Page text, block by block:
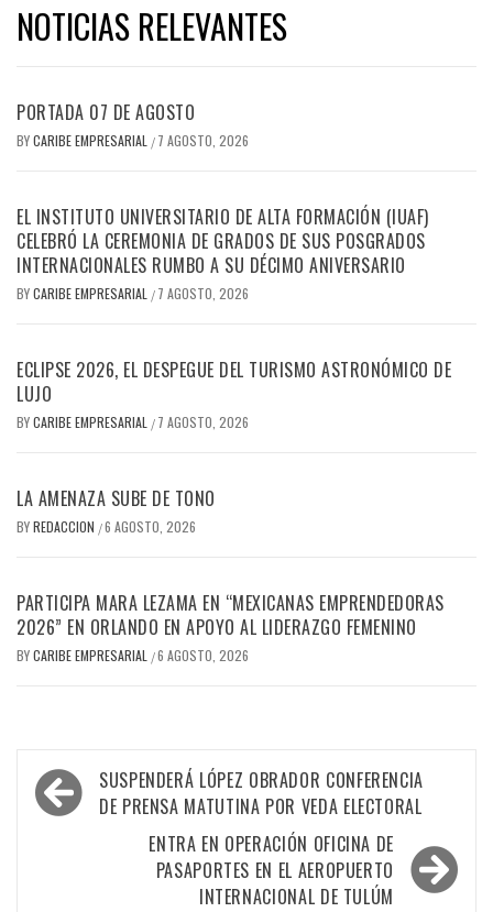
NOTICIAS RELEVANTES
PORTADA 07 DE AGOSTO
BYCARIBE EMPRESARIAL / 7 AGOSTO, 2026
EL INSTITUTO UNIVERSITARIO DE ALTA FORMACIÓN (IUAF)
CELEBRÓ LA CEREMONIA DE GRADOS DE SUS POSGRADOS
INTERNACIONALES RUMBO A SU DÉCIMO ANIVERSARIO
BYCARIBE EMPRESARIAL / 7 AGOSTO, 2026
ECLIPSE 2026, EL DESPEGUE DEL TURISMO ASTRONÓMICO DE
LUJO
BYCARIBE EMPRESARIAL / 7 AGOSTO, 2026
LA AMENAZA SUBE DE TONO
BYREDACCION /6 AGOSTO, 2026
PARTICIPA MARA LEZAMA EN “MEXICANAS EMPRENDEDORAS
2026” EN ORLANDO EN APOYO AL LIDERAZGO FEMENINO
BYCARIBE EMPRESARIAL /6 AGOSTO, 2026
Navegación
de
SUSPENDERÁ LÓPEZ OBRADOR CONFERENCIA
DE PRENSA MATUTINA POR VEDA ELECTORAL
ENTRA EN OPERACIÓN OFICINA DE
PASAPORTES EN EL AEROPUERTO
INTERNACIONAL DE TULÚM